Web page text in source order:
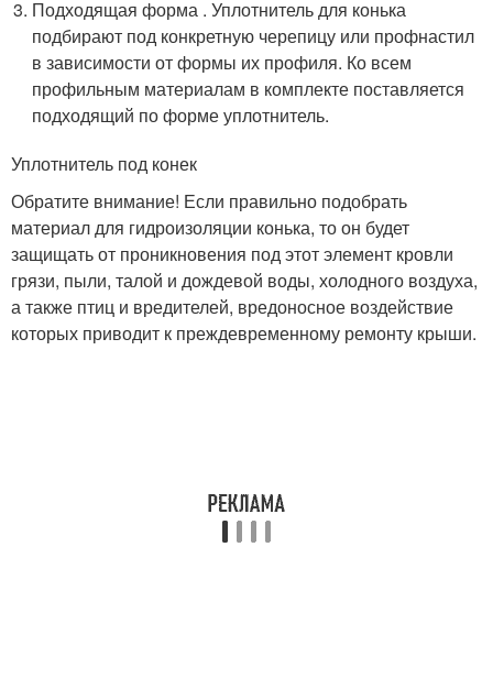
Подходящая форма . Уплотнитель для конька
подбирают под конкретную черепицу или профнастил
в зависимости от формы их профиля. Ко всем
профильным материалам в комплекте поставляется
подходящий по форме уплотнитель.
Уплотнитель под конек
Обратите внимание! Если правильно подобрать
материал для гидроизоляции конька, то он будет
защищать от проникновения под этот элемент кровли
грязи, пыли, талой и дождевой воды, холодного воздуха,
а также птиц и вредителей, вредоносное воздействие
которых приводит к преждевременному ремонту крыши.